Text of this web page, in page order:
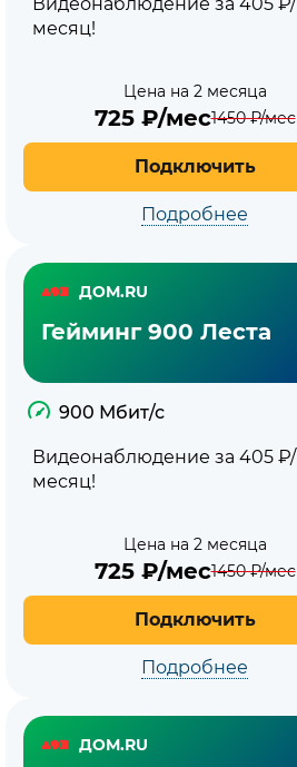
месяц!
Цена на 2 месяца
725₽/мес1450₽/мес
Подключить
Подробнее
ДОМ.RU
Гейминг 900 Леста
900 Мбит/с
Видеонаблюдение за 405 ₽/
месяц!
Цена на 2 месяца
725₽/мес1450₽/мес
Подключить
Подробнее
ДОМ.RU